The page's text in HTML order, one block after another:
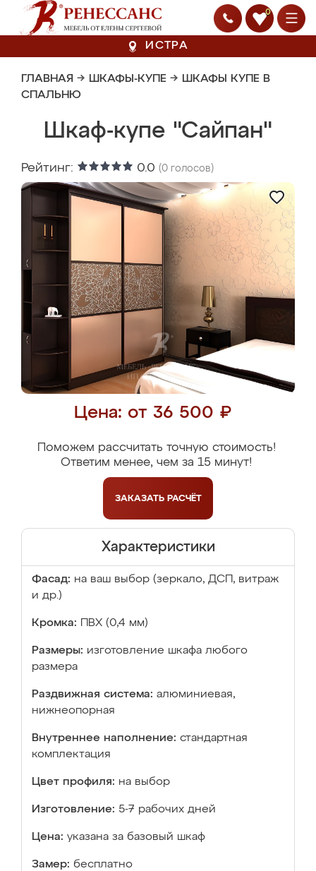
0
ИСТРА
ГЛАВНАЯ → ШКАФЫ-КУПЕ → ШКАФЫ КУПЕ В
СПАЛЬНЮ
Шкаф-купе "Сайпан"
Рейтинг: 0.0 (0 голосов)
Цена: от 36 500 ₽
Поможем рассчитать точную стоимость!
Ответим менее, чем за 15 минут!
ЗАКАЗАТЬ РАСЧЁТ
Характеристики
Фасад: на ваш выбор (зеркало, ДСП, витраж
и др.)
Кромка: ПВХ (0,4 мм)
Размеры: изготовление шкафа любого
размера
Раздвижная система: алюминиевая,
нижнеопорная
Внутреннее наполнение: стандартная
комплектация
Цвет профиля: на выбор
Изготовление: 5-7 рабочих дней
Цена: указана за базовый шкаф
Замер: бесплатно